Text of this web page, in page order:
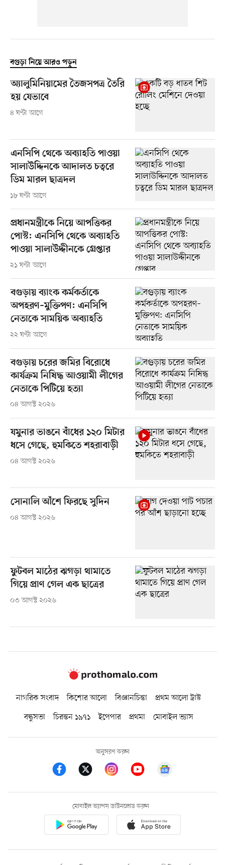
বগুড়া নিয়ে আরও পড়ুন
অ্যালুমিনিয়ামের তৈজসপত্র তৈরি
হয় যেভাবে
৪ ঘণ্টা আগে
এনসিপি থেকে অব্যাহতি পাওয়া
সালাউদ্দিনকে আদালত চত্বরে
ডিম মারল ছাত্রদল
১৮ ঘণ্টা আগে
প্রধানমন্ত্রীকে নিয়ে আপত্তিকর
পোস্ট: এনসিপি থেকে অব্যাহতি
পাওয়া সালাউদ্দীনকে গ্রেপ্তার
২১ ঘণ্টা আগে
বগুড়ায় ব্যাংক কর্মকর্তাকে
অপহরণ–মুক্তিপণ: এনসিপি
নেতাকে সাময়িক অব্যাহতি
২২ ঘণ্টা আগে
বগুড়ায় চরের জমির বিরোধে
কার্যক্রম নিষিদ্ধ আওয়ামী লীগের
নেতাকে পিটিয়ে হত্যা
০৪ আগস্ট ২০২৬
যমুনার ভাঙনে বাঁধের ১২০ মিটার
ধসে গেছে, হুমকিতে শহরাবাড়ী
০৪ আগস্ট ২০২৬
সোনালি আঁশে ফিরছে সুদিন
০৪ আগস্ট ২০২৬
ফুটবল মাঠের ঝগড়া থামাতে
গিয়ে প্রাণ গেল এক ছাত্রের
০৩ আগস্ট ২০২৬
নাগরিক সংবাদ কিশোর আলো বিজ্ঞানচিন্তা
প্রথম আলো ট্রাস্ট
বন্ধুসভা
চিরন্তন ১৯৭১ ইপেপার প্রথমা মোবাইল ভ্যাস
অনুসরণ করুন
মোবাইল অ্যাপস ডাউনলোড করুন